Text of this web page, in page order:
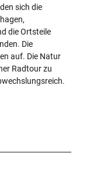
sich die
die Ortsteile
Die
auf. Die Natur
Radtour zu